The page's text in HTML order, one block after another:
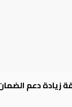
زيادة دعم